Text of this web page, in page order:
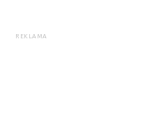
REKLAMA